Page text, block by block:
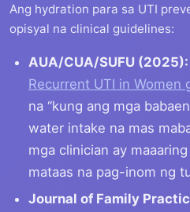
Ang hydration para sa UTI
opisyal na clinical guidelines:
AUA/CUA/SUFU (2025):
Recurrent UTI in Women
na “kung ang mga
water intake na mas
mga clinician ay
mataas na pag-inom ng
Journal of Family